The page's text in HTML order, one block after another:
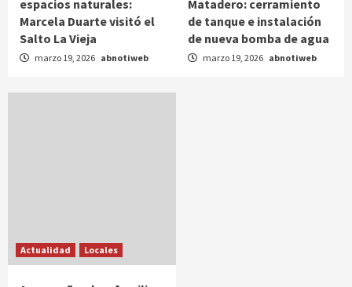
espacios naturales:
Marcela Duarte visitó el
Salto La Vieja
marzo 19, 2026 abnotiweb
Matadero: cerramiento
de tanque e instalación
de nueva bomba de agua
marzo 19, 2026 abnotiweb
Actualidad Locales